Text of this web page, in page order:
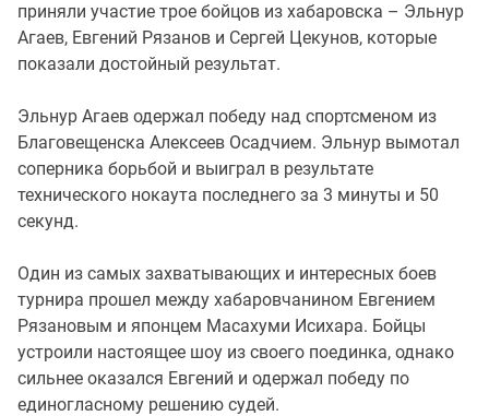
приняли участие трое бойцов из хабаровска – Эльнур
Агаев, Евгений Рязанов и Сергей Цекунов, которые
показали достойный результат.
Эльнур Агаев одержал победу над спортсменом из
Благовещенска Алексеев Осадчием. Эльнур вымотал
соперника борьбой и выиграл в результате
технического нокаута последнего за 3 минуты и 50
секунд.
Один из самых захватывающих и интересных боев
турнира прошел между хабаровчанином Евгением
Рязановым и японцем Масахуми Исихара. Бойцы
устроили настоящее шоу из своего поединка, однако
сильнее оказался Евгений и одержал победу по
единогласному решению судей.